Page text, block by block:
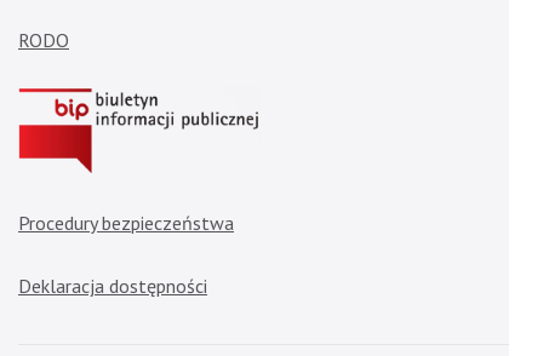
RODO
Procedury bezpieczeństwa
Deklaracja dostępności